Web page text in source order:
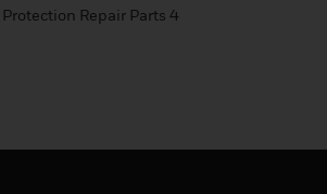
Protection Repair Parts 4